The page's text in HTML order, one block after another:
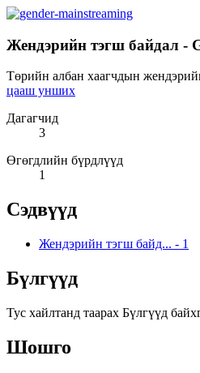
Жендэрийн тэгш байдал -
Төрийн албан хаагчдын
цааш унших
Дагагчид
3
Өгөгдлийн бүрдлүүд
1
Сэдвүүд
Жендэрийн тэгш байд... - 1
Бүлгүүд
Тус хайлтанд таарах Бүлгүүд
Шошго